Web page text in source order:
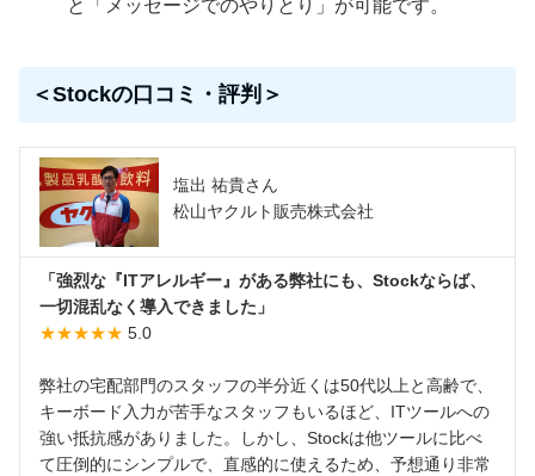
と「メッセージでのやりとり」が可能です。
＜Stockの口コミ・評判＞
塩出 祐貴さん
松山ヤクルト販売株式会社
「強烈な『ITアレルギー』がある弊社にも、Stockならば、
一切混乱なく導入できました」
★★★★★ 5.0
弊社の宅配部門のスタッフの半分近くは50代以上と高齢で、
キーボード入力が苦手なスタッフもいるほど、ITツールへの
強い抵抗感がありました。しかし、Stockは他ツールに比べ
て圧倒的にシンプルで、直感的に使えるため、予想通り非常